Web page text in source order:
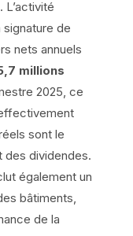
signature de
nets annuels
millions
2025, ce
sont le
des dividendes.
également un
bâtiments,
de la